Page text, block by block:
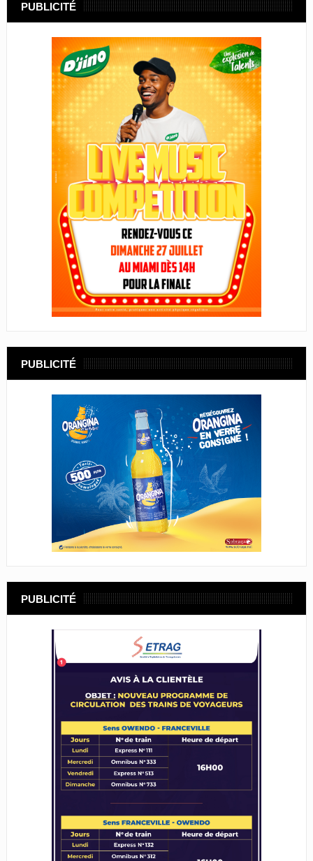
PUBLICITÉ
PUBLICITÉ
PUBLICITÉ